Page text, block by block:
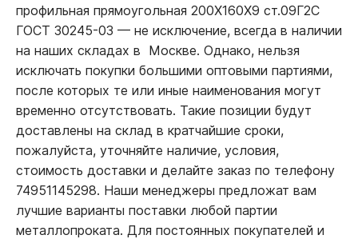
профильная прямоугольная 200Х160Х9 ст.09Г2С
ГОСТ 30245-03 — не исключение, всегда в наличии
на наших складах в Москве. Однако, нельзя
исключать покупки большими оптовыми партиями,
после которых те или иные наименования могут
временно отсутствовать. Такие позиции будут
доставлены на склад в кратчайшие сроки,
пожалуйста, уточняйте наличие, условия,
стоимость доставки и делайте заказ по телефону
74951145298. Наши менеджеры предложат вам
лучшие варианты поставки любой партии
металлопроката. Для постоянных покупателей и